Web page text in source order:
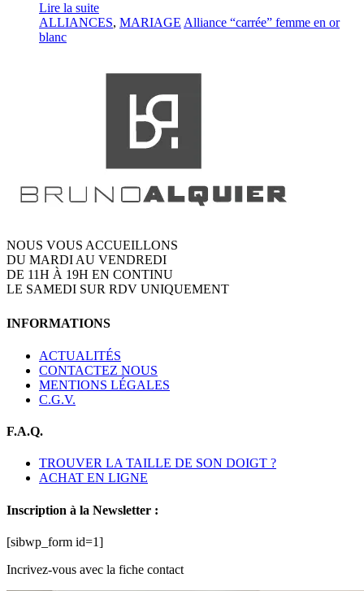
Lire la suite
ALLIANCES, MARIAGE Alliance “carrée” femme en or
blanc
NOUS VOUS ACCUEILLONS
DU MARDI AU VENDREDI
DE 11H À 19H EN CONTINU
LE SAMEDI SUR RDV UNIQUEMENT
INFORMATIONS
ACTUALITÉS
CONTACTEZ NOUS
MENTIONS LÉGALES
C.G.V.
F.A.Q.
TROUVER LA TAILLE DE SON DOIGT ?
ACHAT EN LIGNE
Inscription à la Newsletter :
[sibwp_form id=1]
Incrivez-vous avec la fiche contact